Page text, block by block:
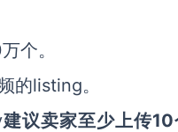
个。
的listing。
建议卖家至少上传10